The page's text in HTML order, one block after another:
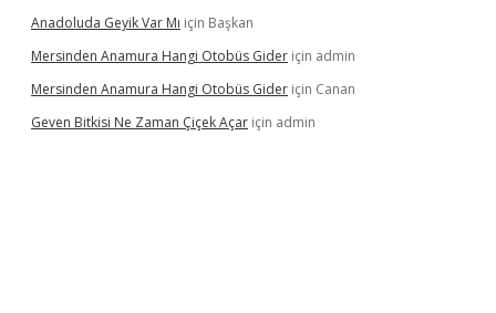
Anadoluda Geyik Var Mı için Başkan
Mersinden Anamura Hangi Otobüs Gider için admin
Mersinden Anamura Hangi Otobüs Gider için Canan
Geven Bitkisi Ne Zaman Çiçek Açar için admin